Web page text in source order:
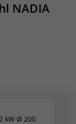
NADIA
kW Ø 200